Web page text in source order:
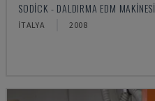
SODICK - DALDIRMA EDM MAKINESI
İTALYA 2008